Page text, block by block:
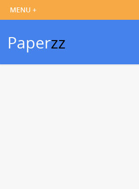
Paperzz